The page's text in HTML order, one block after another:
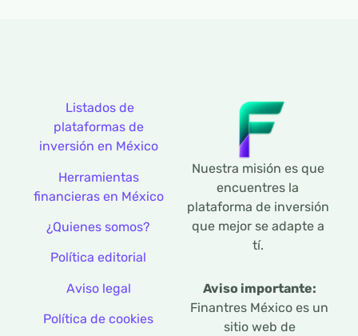
Nuestra misión es que
encuentres la
plataforma de inversión
que mejor se adapte a
tí.
Aviso importante:
Finantres México es un
sitio web de
Listados de
plataformas de
inversión en México
Herramientas
financieras en México
¿Quienes somos?
Política editorial
Aviso legal
Política de cookies